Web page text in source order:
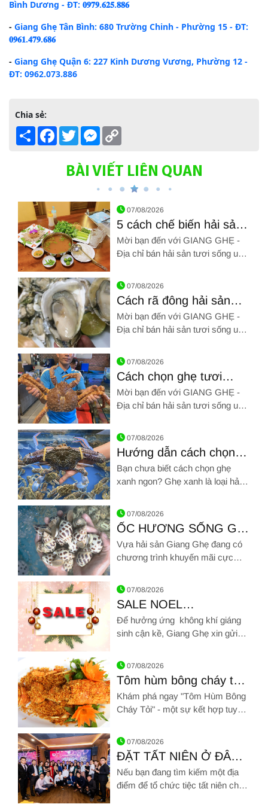
Bình Dương - ĐT: 𝟎𝟗𝟕𝟗.𝟔𝟐𝟓.𝟖𝟖𝟔
- Giang Ghẹ Tân Bình: 680 Trường Chinh - Phường 15 - ĐT:
𝟎𝟗𝟔𝟏.𝟒𝟕𝟗.𝟔𝟖𝟔
- Giang Ghẹ Quận 6: 227 Kinh Dương Vương, Phường 12 -
ĐT: 0962.073.886
Chia sẻ:
Share Facebook
TwitterMessenger
BÀI VIẾT LIÊN QUAN
Hình ảnh về 5 cách chế biến hải sản ngon ăn là ghiền mãi
07/08/2026
5 cách chế biến hải sản
ngon ăn là ghiền mãi
Mời bạn đến với GIANG GHẸ -
Địa chỉ bán hải sản tươi sống uy
qua SĐT: 0961 72 71 79. Chúng
tôi chân thành cảm ơn!!!
Hình ảnh về Cách rã đông hải sản đông lạnh đúng
07/08/2026
Cách rã đông hải sản
đông lạnh đúng
Mời bạn đến với GIANG GHẸ -
Địa chỉ bán hải sản tươi sống uy
qua SĐT: 0961 72 71 79. Chúng
tôi chân thành cảm ơn!!!
Hình ảnh về Cách chọn ghẹ tươi ngon, thịt ngọt
07/08/2026
Cách chọn ghẹ tươi
ngon, thịt ngọt
Mời bạn đến với GIANG GHẸ -
Địa chỉ bán hải sản tươi sống uy
qua SĐT: 0961 72 71 79. Chúng
tôi chân thành cảm ơn!!!
Hình ảnh về Hướng dẫn cách chọn ghẹ xanh ngon chắc thịt
07/08/2026
Hướng dẫn cách chọn
ghẹ xanh ngon chắc thịt
chưa đến một phút
Bạn chưa biết cách chọn ghẹ
xanh ngon? Ghẹ xanh là loại hải
yêu thích hải sản ưa chuộng bởi
chúng chứa nhiều chất dinh
dưỡng
Hình ảnh về ỐC HƯƠNG SỐNG GIẢ RẺ NHẤT THỊ TRƯỜNG
07/08/2026
ỐC HƯƠNG SỐNG GIẢ
RẺ NHẤT THỊ TRƯỜNG
Vựa hải sản Giang Ghẹ đang có
chương trình khuyến mãi cực
399K/Kg khi tham gia checkin 3
bước đơn giản
Hình ảnh về SALE NOEL - KHUYẾN MÃI GIẢM GIÁ CÁC LOẠI
07/08/2026
SALE NOEL
- KHUYẾN MÃI GIẢM
GIÁ CÁC LOẠI HẢI SẢN
Để hưởng ứng không khí giáng
sinh cận kề, Giang Ghẹ xin gửi
chương trình giảm giá siêu ưu đãi
với rất nhiều loại hải sản chất
lượng
Hình ảnh về Tôm hùm bông cháy tỏi: Một trải nghiệm ẩm
07/08/2026
Tôm hùm bông cháy tỏi:
Một trải nghiệm ẩm thực
đặc sắc
Khám phá ngay "Tôm Hùm Bông
Cháy Tỏi" - một sự kết hợp tuyệt
thơm ngon của tỏi
07/08/2026
ĐẶT TẤT NIÊN Ở ĐÂU
TẠI TP HỒ CHÍ MINH?
Nếu bạn đang tìm kiếm một địa
điểm để tổ chức tiệc tất niên cho